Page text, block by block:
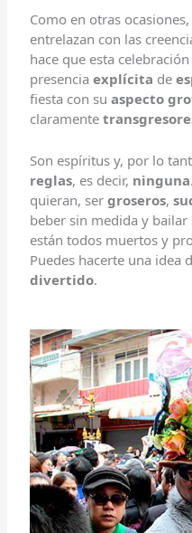
Como en otras
entrelazan con las
hace que esta
presenciaexplícita de
fiesta con suaspecto
claramente
Son espíritus y, por lo
reglas, es decir, ninguna
quieran, sergroseros,
beber sin medida y
están todos muertos y
Puedes hacerte una idea
divertido.